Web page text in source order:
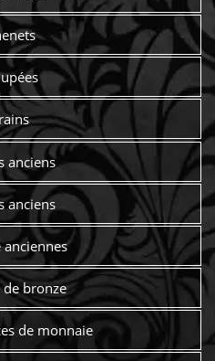
anciens
anciens
de bronze
de monnaie